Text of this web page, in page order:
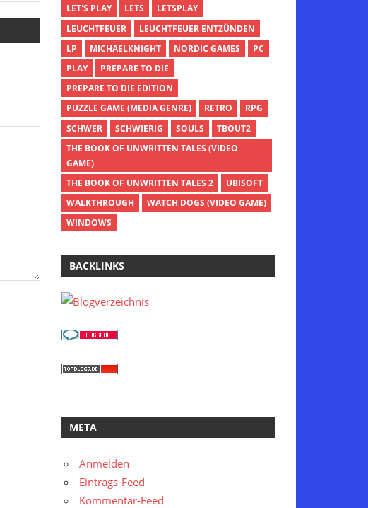
LET'S PLAY
LETS
LETSPLAY
LEUCHTFEUER
LEUCHTFEUER ENTZÜNDEN
LP
MICHAELKNIGHT NORDIC GAMES
PC
PLAY
PREPARE TO DIE
PREPARE TO DIE EDITION
PUZZLE GAME (MEDIA GENRE)
RETRO
RPG
SCHWER
SCHWIERIG SOULS
TBOUT2
THE BOOK OF UNWRITTEN TALES (VIDEO
GAME)
THE BOOK OF UNWRITTEN TALES 2
UBISOFT
WALKTHROUGH
WATCH DOGS (VIDEO GAME)
WINDOWS
BACKLINKS
META
Anmelden
Eintrags-Feed
Kommentar-Feed